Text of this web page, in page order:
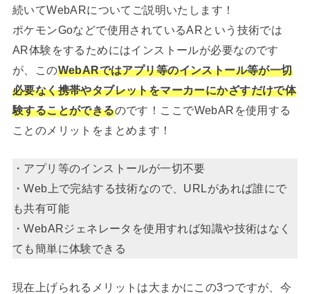
続いてWebARについてご説明いたします！
ポケモンGoなどで使用されているARという技術では
AR体験をするためにはインストールが必要なのです
が、このWebARではアプリ等のインストール等が一切
必要なく携帯やタブレットをマーカーにかざすだけで体
験することができるのです！ここでWebARを使用する
ことのメリットをまとめます！
・アプリ等のインストールが一切不要
・Web上で完結する技術なので、URLがあれば誰にで
も共有可能
・WebARジェネレータを使用すれば知識や技術はなく
ても簡単に体験できる
現在上げられるメリットは大まかにこの3つですが、今